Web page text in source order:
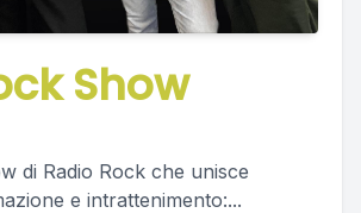
Show
di Radio Rock che unisce
e intrattenimento:...